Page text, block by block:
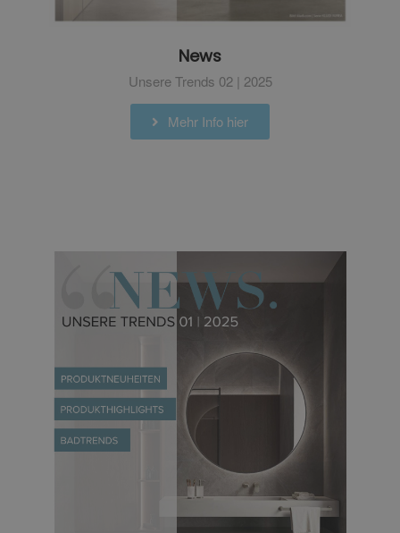
News
Unsere Trends 02 | 2025
Mehr Info hier